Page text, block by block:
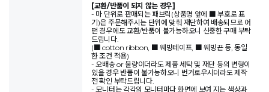
[교환/반품이 되지 않는 경우]
- 마 단위로 판매되는 패브릭(상품명 앞에 ■ 부호로 표
기)은 주문해주시는 단위에 맞춰 재단하여 배송되므로 어
떤 경우에도 교환/반품이 불가능하오니 신중한 구매 부탁
드립니다.
(■ cotton ribbon, ■ 웨빙테이프, ■ 웨빙끈 등, 동일
한 조건 적용)
- 오배송 or 불량이더라도 제품 세탁 및 재단 등의 변형이
있을 경우 반품이 불가능하오니 번거로우시더라도 제작
전 확인 부탁드립니다.
- 모니터는 각각의 모니터마다 화면에 보여 지는 색상과